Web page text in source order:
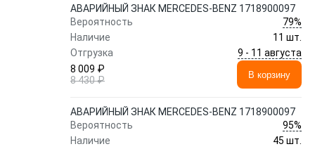
АВАРИЙНЫЙ ЗНАК MERCEDES-BENZ 1718900097
Вероятность
79%
Наличие
11 шт.
Отгрузка
9 - 11 августа
8 009 ₽
8 430 ₽
В корзину
АВАРИЙНЫЙ ЗНАК MERCEDES-BENZ 1718900097
Вероятность
95%
Наличие
45 шт.